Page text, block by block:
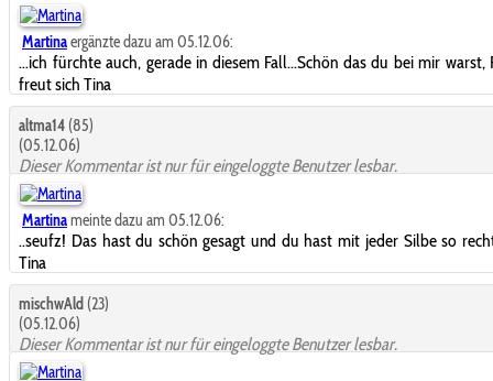
Martinaergänzte dazu am 05.12.06:
...ich fürchte auch, gerade in diesem Fall...Schön das du bei mir warst,
freut sich Tina
altma14 (85)
(05.12.06)
Dieser Kommentar ist nur für eingeloggte Benutzer lesbar.
Martinameinte dazu am 05.12.06:
..seufz! Das hast du schön gesagt und du hast mit jeder Silbe so
Tina
mischwAld (23)
(05.12.06)
Dieser Kommentar ist nur für eingeloggte Benutzer lesbar.